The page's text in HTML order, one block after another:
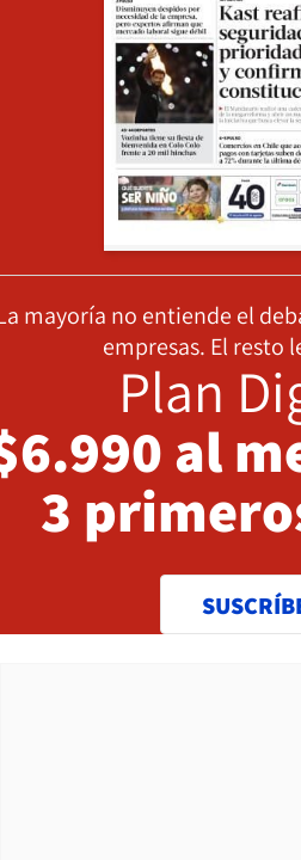
mayoría no entiende el
empresas. El resto
Plan
al
3